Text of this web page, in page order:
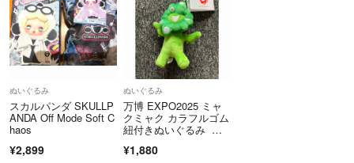
ぬいぐるみ
スカルパンダ SKULLP
ANDA Off Mode Soft C
haos
¥2,899
ぬいぐるみ
万博 EXPO2025 ミャ
クミャク カラフルゴム
紐付きぬいぐるみ グ
¥1,880